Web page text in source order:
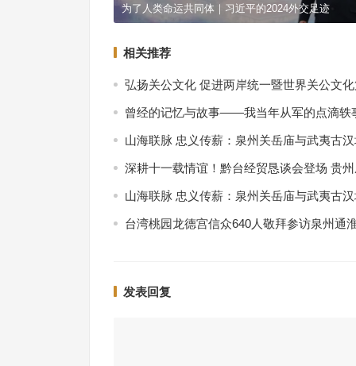
为了人类命运共同体｜习近平的2024外交足迹
相关推荐
弘扬关公文化 促进两岸统一暨世界关公文
曾经的记忆与故事——我当年从军的点滴轶
山海联脉 忠义传薪：泉州关岳庙与武夷古
深耕十一载情谊！黔台经贸恳谈会登场 贵
山海联脉 忠义传薪：泉州关岳庙与武夷古
台湾桃园龙德宫信众640人敬拜参访泉州通
发表回复